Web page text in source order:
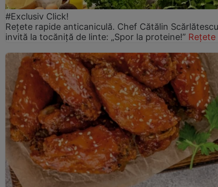
#Exclusiv Click!
Rețete rapide anticaniculă. Chef Cătălin
invită la tocăniță de linte: „Spor la proteine!” Rețete